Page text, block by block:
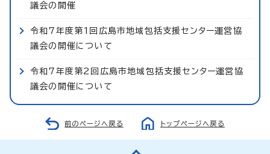
議会の開催
令和7年度第1回広島市地域包括支援センター運営協
議会の開催について
令和7年度第2回広島市地域包括支援センター運営協
議会の開催について
前のページへ戻る トップページへ戻る